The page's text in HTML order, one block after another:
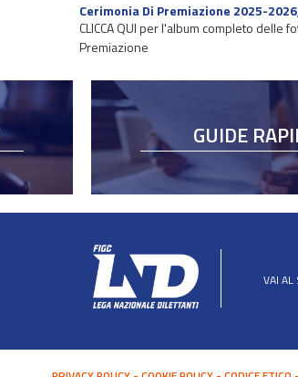
Cerimonia Di Premiazione 2025-
CLICCA QUI per l'album completo delle
Premiazione
GUIDE
VAI AL